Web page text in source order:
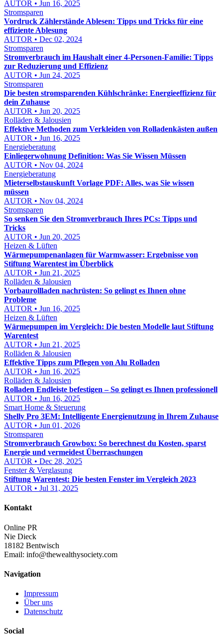
AUTOR • Jun 16, 2025
Stromsparen
Vordruck Zählerstände Ablesen: Tipps und Tricks für eine
effiziente Ablesung
AUTOR • Dec 02, 2024
Stromsparen
Stromverbrauch im Haushalt einer 4-Personen-Familie: Tipps
zur Reduzierung und Effizienz
AUTOR • Jun 24, 2025
Stromsparen
Die besten stromsparenden Kühlschränke: Energieeffizienz für
dein Zuhause
AUTOR • Jun 20, 2025
Rolläden & Jalousien
Effektive Methoden zum Verkleiden von Rolladenkästen außen
AUTOR • Jun 16, 2025
Energieberatung
Einliegerwohnung Definition: Was Sie Wissen Müssen
AUTOR • Nov 04, 2024
Energieberatung
Mieterselbstauskunft Vorlage PDF: Alles, was Sie wissen
müssen
AUTOR • Nov 04, 2024
Stromsparen
So senken Sie den Stromverbrauch Ihres PCs: Tipps und
Tricks
AUTOR • Jun 20, 2025
Heizen & Lüften
Wärmepumpenanlagen für Warmwasser: Ergebnisse von
Stiftung Warentest im Überblick
AUTOR • Jun 21, 2025
Rolläden & Jalousien
Vorbaurollladen nachrüsten: So gelingt es Ihnen ohne
Probleme
AUTOR • Jun 16, 2025
Heizen & Lüften
Wärmepumpen im Vergleich: Die besten Modelle laut Stiftung
Warentest
AUTOR • Jun 21, 2025
Rolläden & Jalousien
Effektive Tipps zum Pflegen von Alu Rolladen
AUTOR • Jun 16, 2025
Rolläden & Jalousien
Rolladen Endleiste befestigen – So gelingt es Ihnen professionell
AUTOR • Jun 16, 2025
Smart Home & Steuerung
Shelly Pro 3EM: Intelligente Energienutzung in Ihrem Zuhause
AUTOR • Jun 01, 2026
Stromsparen
Stromverbrauch Growbox: So berechnest du Kosten, sparst
Energie und vermeidest Überraschungen
AUTOR • Dec 28, 2025
Fenster & Verglasung
Stiftung Warentest: Die besten Fenster im Vergleich 2023
AUTOR • Jul 31, 2025
Kontakt
Online PR
Nie Dieck
18182 Bentwisch
Email: info@thewealthysociety.com
Navigation
Impressum
Über uns
Datenschutz
Social